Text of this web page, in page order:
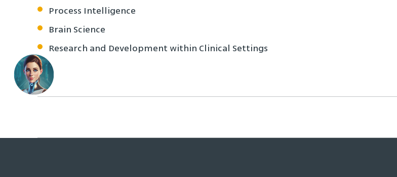
Process Intelligence
Brain Science
Research and Development within Clinical Settings